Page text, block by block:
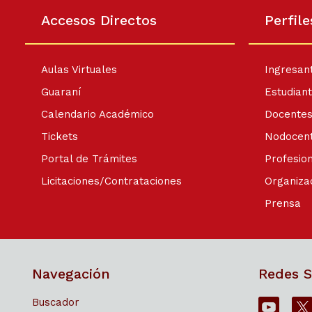
Doctorado en Ciencias Económicas,
invitan a participar del seminario
Accesos Directos
Aulas Virtuales
Guaraní
Calendario Académico
Tickets
Portal de Trámites
Licitaciones/Contrataciones
Docentes
Prensa
Navegación
Buscador
Redes